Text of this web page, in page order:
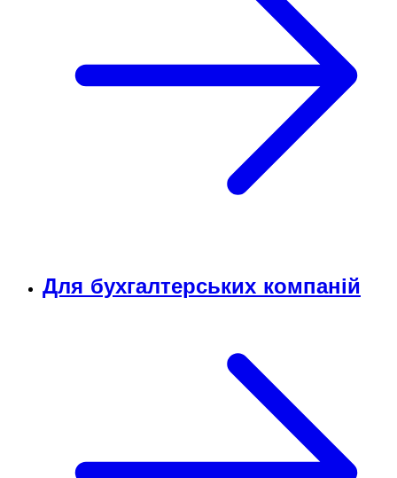
Для бухгалтерських компаній